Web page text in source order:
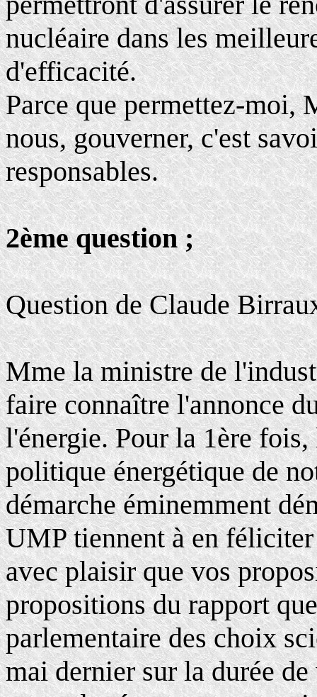
nucléaire dans les
d'efficacité.
Parce que permettez-moi,
nous, gouverner, c'est
responsables.
2ème question ;
Question de Claude
Mme la ministre de
faire connaître l'annonce
l'énergie. Pour la 1ère
politique énergétique de
démarche éminemment
UMP tiennent à en
avec plaisir que vos
propositions du rapport
parlementaire des choix
mai dernier sur la durée